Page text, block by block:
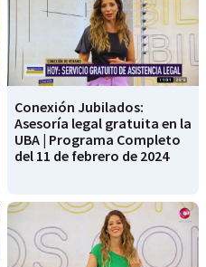
Conexión Jubilados:
Asesoría legal gratuita en la
UBA | Programa Completo
del 11 de febrero de 2024